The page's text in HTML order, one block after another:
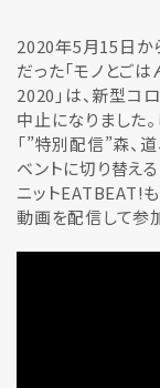
2020年5月15日か
だった「モノとごは
2020」は、新型コ
中止になりました
「”特別配信”森、
ベントに切り替え
ニットEATBEAT!
動画を配信して参